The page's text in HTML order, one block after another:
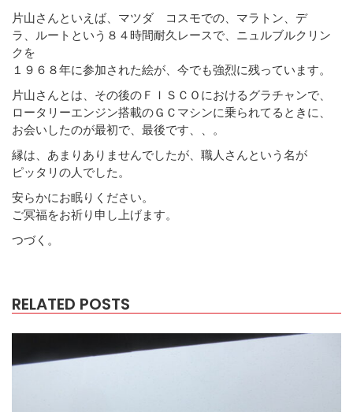
片山さんといえば、マツダ コスモでの、マラトン、デ
ラ、ルートという８４時間耐久レースで、ニュルブルクリン
クを
１９６８年に参加された絵が、今でも強烈に残っています。
片山さんとは、その後のＦＩＳＣＯにおけるグラチャンで、
ロータリーエンジン搭載のＧＣマシンに乗られてるときに、
お会いしたのが最初で、最後です、、。
縁は、あまりありませんでしたが、職人さんという名が
ピッタリの人でした。
安らかにお眠りください。
ご冥福をお祈り申し上げます。
つづく。
RELATED POSTS